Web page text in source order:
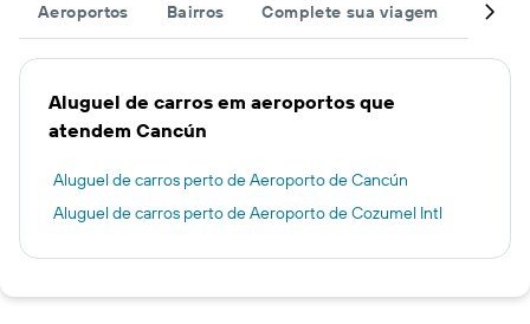
Aeroportos Bairros Complete sua viagem
Aluguel de carros em aeroportos que
atendem Cancún
Aluguel de carros perto de Aeroporto de Cancún
Aluguel de carros perto de Aeroporto de Cozumel Intl